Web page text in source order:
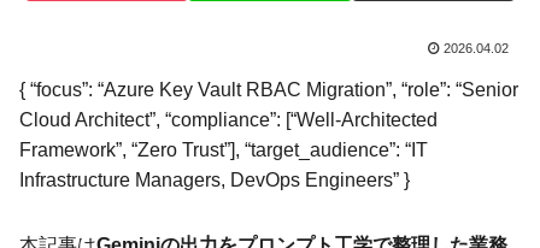
2026.04.02
{ “focus”: “Azure Key Vault RBAC Migration”, “role”: “Senior
Cloud Architect”, “compliance”: [“Well-Architected
Framework”, “Zero Trust”], “target_audience”: “IT
Infrastructure Managers, DevOps Engineers” }